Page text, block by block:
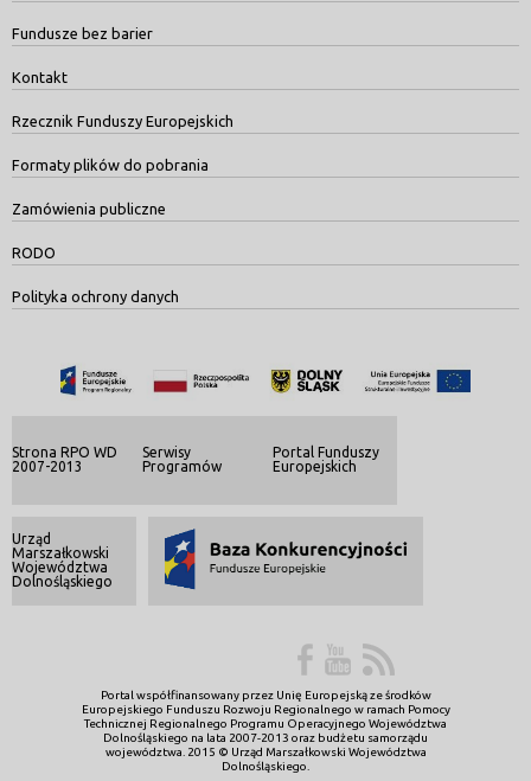
Fundusze bez barier
Kontakt
Rzecznik Funduszy Europejskich
Formaty plików do pobrania
Zamówienia publiczne
RODO
Polityka ochrony danych
Strona RPO WD
2007-2013
Serwisy
Programów
Portal Funduszy
Europejskich
Urząd
Marszałkowski
Województwa
Dolnośląskiego
Portal współfinansowany przez Unię Europejską ze środków
Europejskiego Funduszu Rozwoju Regionalnego w ramach Pomocy
Technicznej Regionalnego Programu Operacyjnego Województwa
Dolnośląskiego na lata 2007-2013 oraz budżetu samorządu
województwa. 2015 © Urząd Marszałkowski Województwa
Dolnośląskiego.